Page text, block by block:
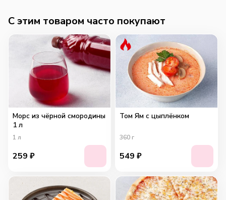
C этим товаром часто покупают
Морс из чёрной смородины
1 л
1 л
259 ₽
Том Ям с цыплёнком
360 г
549 ₽